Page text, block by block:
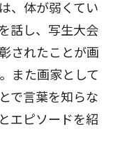
、体が弱くてい
話し、写生大会
されたことが画
また画家として
で言葉を知らな
エピソードを紹